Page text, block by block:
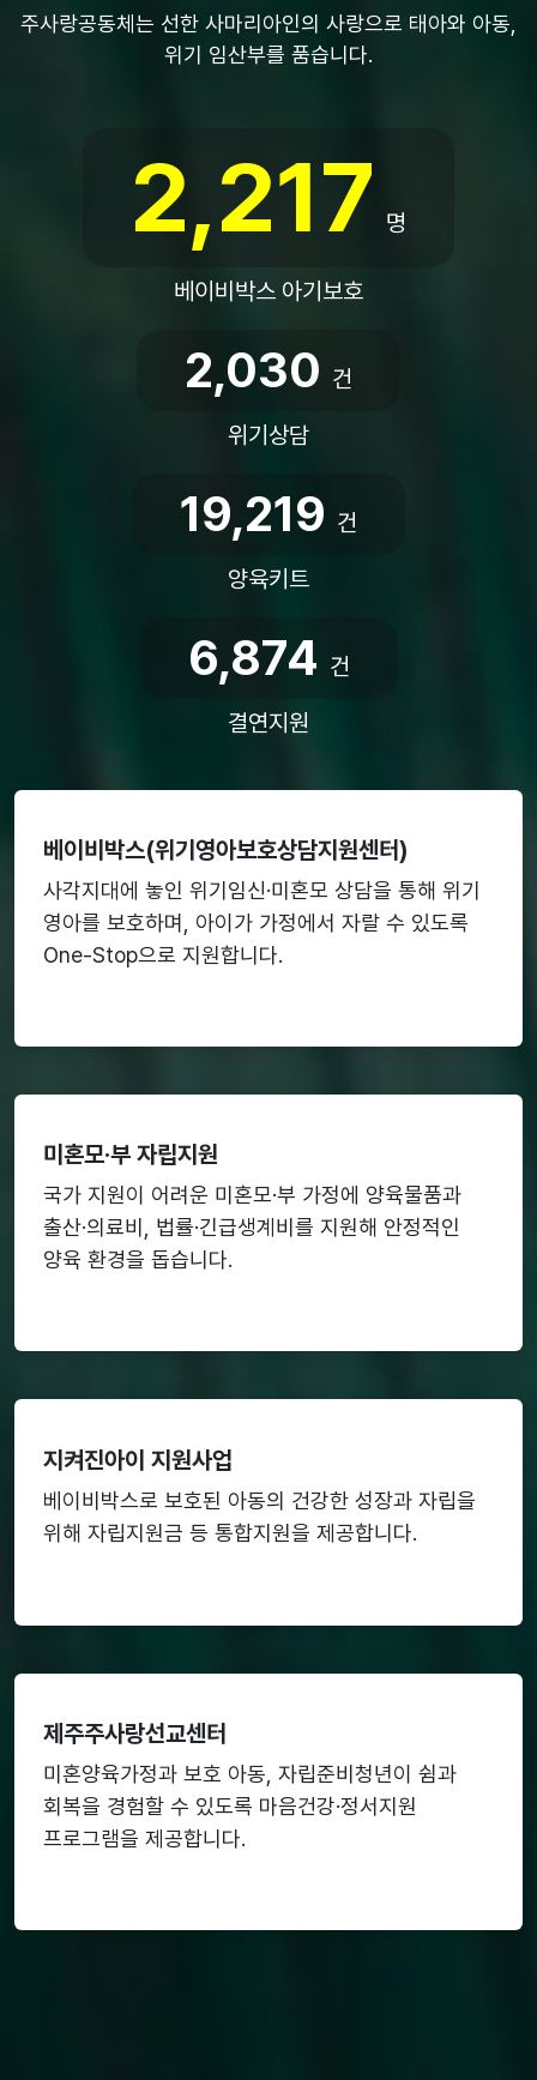
주사랑공동체는 선한 사마리아인의 사랑으로 태아와 아동,
위기 임산부를 품습니다.
2,217 명
베이비박스 아기보호
2,030 건
위기상담
19,219 건
양육키트
6,874 건
결연지원
베이비박스(위기영아보호상담지원센터)
사각지대에 놓인 위기임신·미혼모 상담을 통해 위기
영아를 보호하며, 아이가 가정에서 자랄 수 있도록
One-Stop으로 지원합니다.
미혼모·부 자립지원
국가 지원이 어려운 미혼모·부 가정에 양육물품과
출산·의료비, 법률·긴급생계비를 지원해 안정적인
양육 환경을 돕습니다.
지켜진아이 지원사업
베이비박스로 보호된 아동의 건강한 성장과 자립을
위해 자립지원금 등 통합지원을 제공합니다.
제주주사랑선교센터
미혼양육가정과 보호 아동, 자립준비청년이 쉼과
회복을 경험할 수 있도록 마음건강·정서지원
프로그램을 제공합니다.